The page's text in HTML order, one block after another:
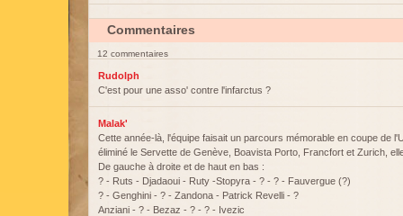
Commentaires
12 commentaires
Rudolph
C'est pour une asso' contre l'infarctus ?
Malak'
Cette année-là, l'équipe faisait un parcours mémorable en coupe de
éliminé le Servette de Genève, Boavista Porto, Francfort et Zurich,
De gauche à droite et de haut en bas :
? - Ruts - Djadaoui - Ruty -Stopyra - ? - ? - Fauvergue (?)
? - Genghini - ? - Zandona - Patrick Revelli - ?
Anziani - ? - Bezaz - ? - ? - Ivezic